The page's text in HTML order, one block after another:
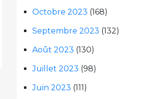
Octobre 2023 (168)
Septembre 2023 (132)
Août 2023 (130)
Juillet 2023 (98)
Juin 2023 (111)